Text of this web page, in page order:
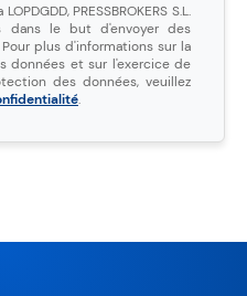
PRESSBROKERS S.L.
dans le but d'envoyer des
plus d'informations sur la
données et sur l'exercice de
des données, veuillez
.